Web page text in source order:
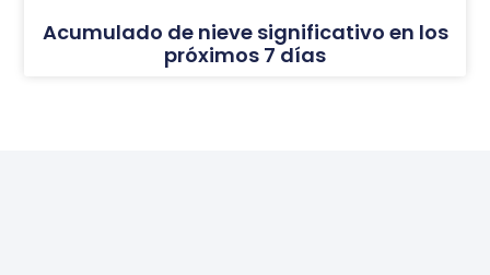
Acumulado de nieve significativo en los
próximos 7 días